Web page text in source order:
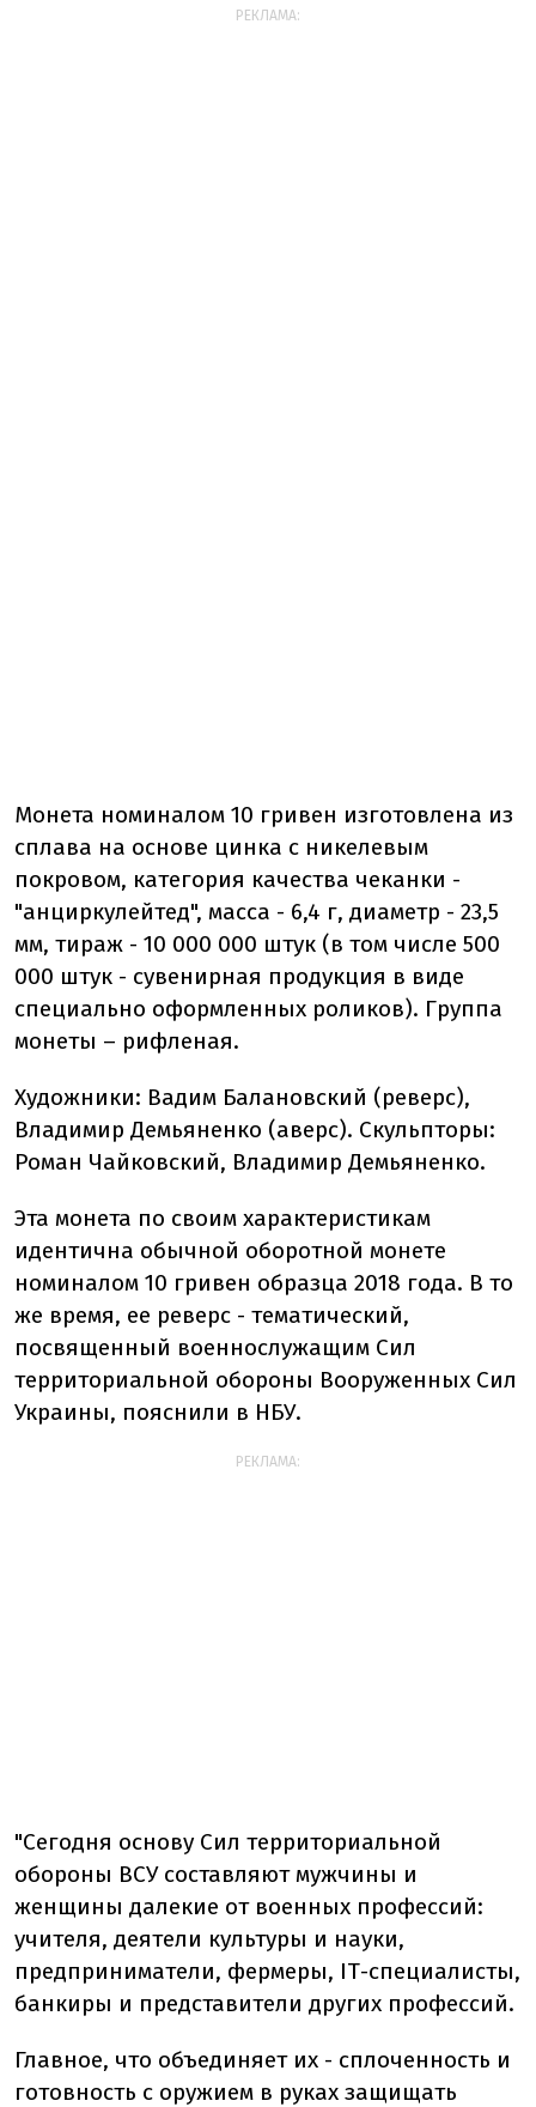
РЕКЛАМА:
Монета номиналом 10 гривен изготовлена ​​из
сплава на основе цинка с никелевым
покровом, категория качества чеканки -
"анциркулейтед", масса - 6,4 г, диаметр - 23,5
мм, тираж - 10 000 000 штук (в том числе 500
000 штук - сувенирная продукция в виде
специально оформленных роликов). Группа
монеты – рифленая.
Художники: Вадим Балановский (реверс),
Владимир Демьяненко (аверс). Скульпторы:
Роман Чайковский, Владимир Демьяненко.
Эта монета по своим характеристикам
идентична обычной оборотной монете
номиналом 10 гривен образца 2018 года. В то
же время, ее реверс - тематический,
посвященный военнослужащим Сил
территориальной обороны Вооруженных Сил
Украины, пояснили в НБУ.
РЕКЛАМА:
"Сегодня основу Сил территориальной
обороны ВСУ составляют мужчины и
женщины далекие от военных профессий:
учителя, деятели культуры и науки,
предприниматели, фермеры, IТ-специалисты,
банкиры и представители других профессий.
Главное, что объединяет их - сплоченность и
готовность с оружием в руках защищать